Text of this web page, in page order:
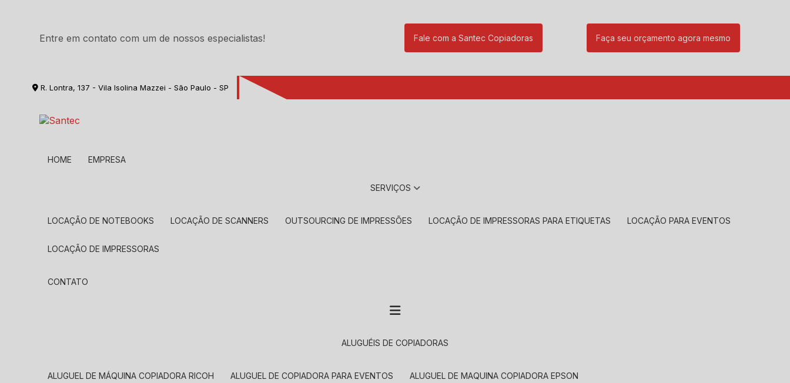
Entre em contato com um de nossos especialistas! Fale com a Santec Copiadoras Faça seu orçamento agora mesmo
R. Lontra, 137 - Vila Isolina Mazzei - São Paulo - SP
HOME EMPRESA
SERVIÇOS
LOCAÇÃO DE NOTEBOOKS LOCAÇÃO DE SCANNERS OUTSOURCING DE IMPRESSÕES LOCAÇÃO DE IMPRESSORAS PARA ETIQUETAS LOCAÇÃO PARA EVENTOS
LOCAÇÃO DE IMPRESSORAS
CONTATO
ALUGUÉIS DE COPIADORAS
ALUGUEL DE MÁQUINA COPIADORA RICOH ALUGUEL DE COPIADORA PARA EVENTOS ALUGUEL DE MAQUINA COPIADORA EPSON